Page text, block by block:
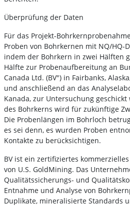
Überprüfung der Daten
Für das Projekt-
Proben von Bohrkernen mit NQ/HQ-
indem der Bohrkern in zwei Hälften
Hälfte zur Probenaufbereitung an
Canada Ltd. (BV") in Fairbanks,
und anschließend an das
Kanada, zur Untersuchung
des Bohrkerns wird für zukünftige
Die Probenlängen im Bohrloch
es sei denn, es wurden Proben
Kontakte zu berücksichtigen.
BV ist ein zertifiziertes
von U.S. GoldMining. Das
Qualitätssicherungs- und
Entnahme und Analyse von
Duplikate, mineralisierte Standards